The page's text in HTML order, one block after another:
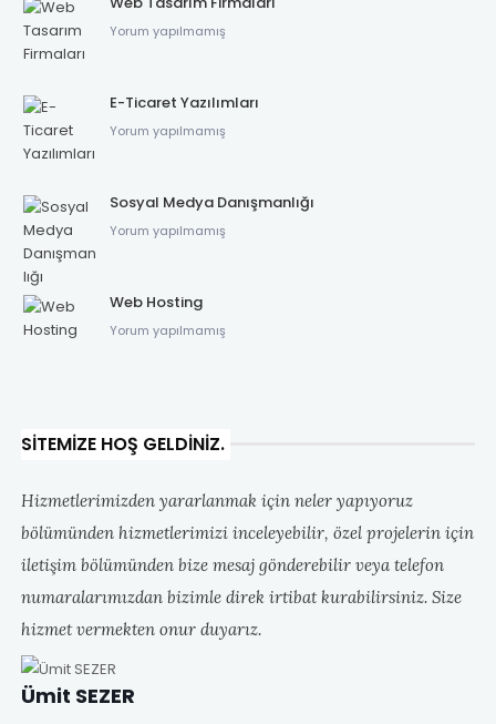
Yorum yapılmamış
E-Ticaret Yazılımları
Yorum yapılmamış
Sosyal Medya Danışmanlığı
Yorum yapılmamış
Web Hosting
Yorum yapılmamış
SITEMIZE HOŞ GELDINIZ.
Hizmetlerimizden yararlanmak için neler yapıyoruz
bölümünden hizmetlerimizi inceleyebilir, özel projelerin için
iletişim bölümünden bize mesaj gönderebilir veya telefon
numaralarımızdan bizimle direk irtibat kurabilirsiniz. Size
hizmet vermekten onur duyarız.
Ümit SEZER